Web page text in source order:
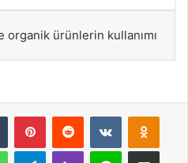
organik ürünlerin kullanımı
Tumblr PinterestReddit VKontakte
WhatsAppTelegramViber Line E-Posta ile